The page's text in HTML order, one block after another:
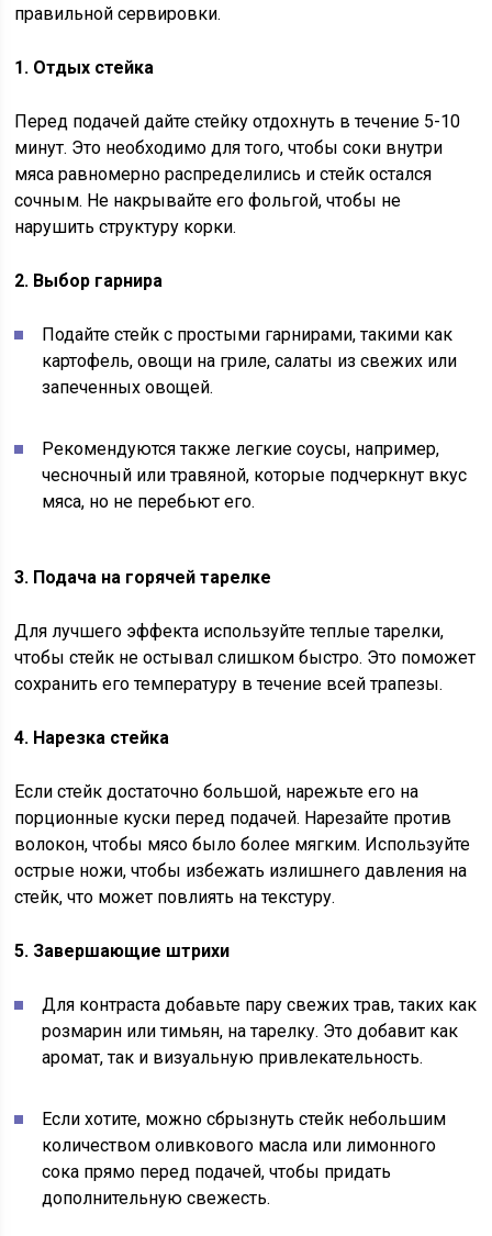
правильной сервировки.
1. Отдых стейка
Перед подачей дайте стейку отдохнуть в течение 5-10
минут. Это необходимо для того, чтобы соки внутри
мяса равномерно распределились и стейк остался
сочным. Не накрывайте его фольгой, чтобы не
нарушить структуру корки.
2. Выбор гарнира
Подайте стейк с простыми гарнирами, такими как
картофель, овощи на гриле, салаты из свежих или
запеченных овощей.
Рекомендуются также легкие соусы, например,
чесночный или травяной, которые подчеркнут вкус
мяса, но не перебьют его.
3. Подача на горячей тарелке
Для лучшего эффекта используйте теплые тарелки,
чтобы стейк не остывал слишком быстро. Это поможет
сохранить его температуру в течение всей трапезы.
4. Нарезка стейка
Если стейк достаточно большой, нарежьте его на
порционные куски перед подачей. Нарезайте против
волокон, чтобы мясо было более мягким. Используйте
острые ножи, чтобы избежать излишнего давления на
стейк, что может повлиять на текстуру.
5. Завершающие штрихи
Для контраста добавьте пару свежих трав, таких как
розмарин или тимьян, на тарелку. Это добавит как
аромат, так и визуальную привлекательность.
Если хотите, можно сбрызнуть стейк небольшим
количеством оливкового масла или лимонного
сока прямо перед подачей, чтобы придать
дополнительную свежесть.